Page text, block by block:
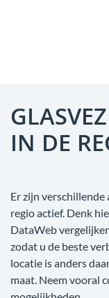
IN DE
Er zijn
regio actief. Denk
DataWeb
zodat u de beste
locatie is anders
maat. Neem vooral